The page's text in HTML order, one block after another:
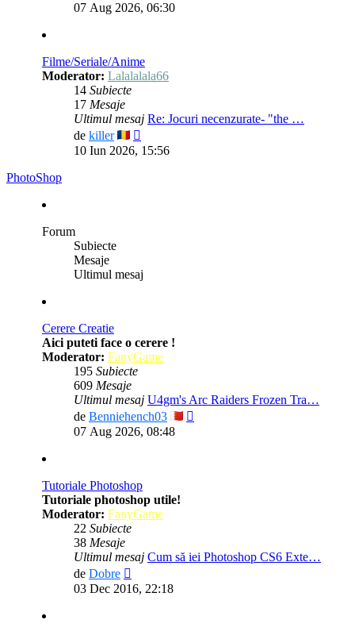
07 Aug 2026, 06:30
Filme/Seriale/Anime
Moderator: Lalalalala66
14 Subiecte
17 Mesaje
Ultimul mesaj Re: Jocuri necenzurate- "the …
de killer
ultimul
10 Iun 2026, 15:56
PhotoShop
Forum
Subiecte
Mesaje
Ultimul mesaj
Cerere Creatie
Aici puteti face o cerere !
Moderator: FanyGame
195 Subiecte
609 Mesaje
Ultimul mesaj U4gm's Arc Raiders Frozen Tra…
de Benniehench03
07 Aug 2026, 08:48
Tutoriale Photoshop
Tutoriale photoshop utile!
Moderator: FanyGame
22 Subiecte
38 Mesaje
Ultimul mesaj Cum să iei Photoshop CS6 Exte…
de Dobre
ultimul
mesaj
03 Dec 2016, 22:18